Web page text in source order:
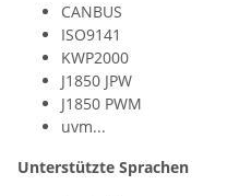
CANBUS
ISO9141
KWP2000
J1850 JPW
J1850 PWM
uvm...
Unterstützte Sprachen